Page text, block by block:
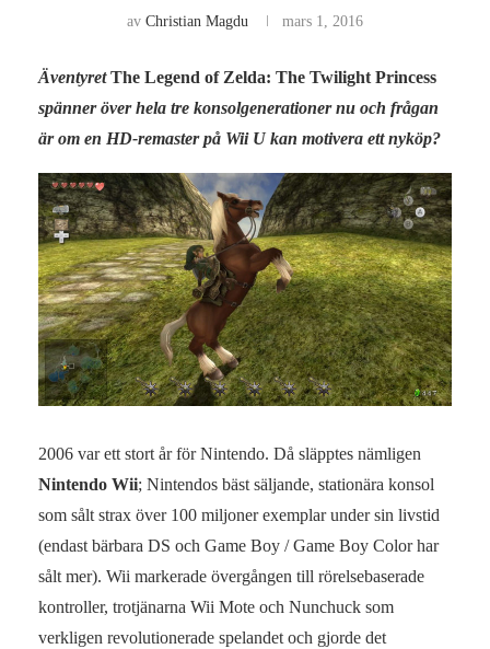
av Christian Magdu mars 1, 2016
ÄventyretThe Legend of Zelda: The Twilight Princess
spänner över hela tre konsolgenerationer nu och frågan
är om en HD-remaster på Wii U kan motivera ett nyköp?
2006 var ett stort år för Nintendo. Då släpptes nämligen
Nintendo Wii; Nintendos bäst säljande, stationära konsol
som sålt strax över 100 miljoner exemplar under sin livstid
(endast bärbara DS och Game Boy / Game Boy Color har
sålt mer). Wii markerade övergången till rörelsebaserade
kontroller, trotjänarna Wii Mote och Nunchuck som
verkligen revolutionerade spelandet och gjorde det